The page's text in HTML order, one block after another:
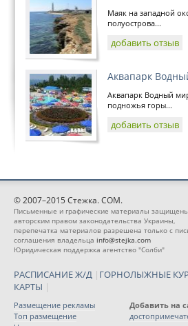
Маяк на западной
полуострова...
добавить отзыв
Аквапарк
Аквапарк Водный
подножья горы...
добавить отзыв
© 2007–2015 Стежка. COM.
Письменные и графические материалы защищены
авторским правом законодательства Украины,
перепечатка материалов разрешена только с
соглашения владельца info@stejka.com
Юридическая поддержка агентство "Солби"
РАСПИСАНИЕ Ж/Д | ГОРНОЛЫЖНЫЕ
КАРТЫ |
Размещение рекламы
Топ размещение
Добавить на